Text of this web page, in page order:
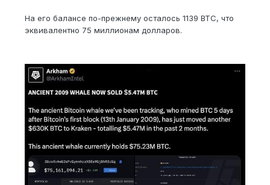
На его балансе по-прежнему осталось 1139 BTC, что
эквивалентно 75 миллионам долларов.